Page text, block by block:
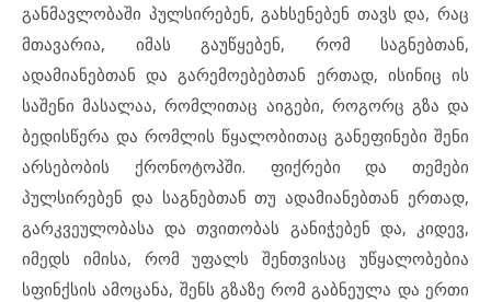
განმავლობაში პულსირებენ, გახსენებენ თავს და, რაც
მთავარია, იმას გაუწყებენ, რომ საგნებთან,
ადამიანებთან და გარემოებებთან ერთად, ისინიც ის
საშენი მასალაა, რომლითაც აიგები, როგორც გზა და
ბედისწერა და რომლის წყალობითაც განეფინები შენი
არსებობის ქრონოტოპში. ფიქრები და თემები
პულსირებენ და საგნებთან თუ ადამიანებთან ერთად,
გარკვეულობასა და თვითობას განიჭებენ და, კიდევ,
იმედს იმისა, რომ უფალს შენთვისაც უწყალობებია
სფინქსის ამოცანა, შენს გზაზე რომ გაბნეულა და ერთი